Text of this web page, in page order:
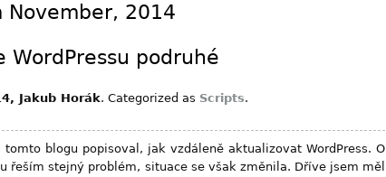
November, 2014
WordPressu podruhé
Jakub Horák. Categorized as Scripts.
blogu popisoval, jak vzdáleně aktualizovat WordPress. O
řeším stejný problém, situace se však změnila. Dříve jsem měl